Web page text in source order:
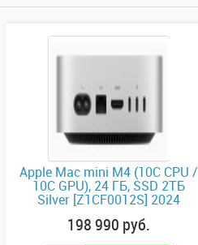
Apple Mac mini M4 (10C CPU /
10C GPU), 24 ГБ, SSD 2ТБ
Silver [Z1CF0012S] 2024
198 990 руб.